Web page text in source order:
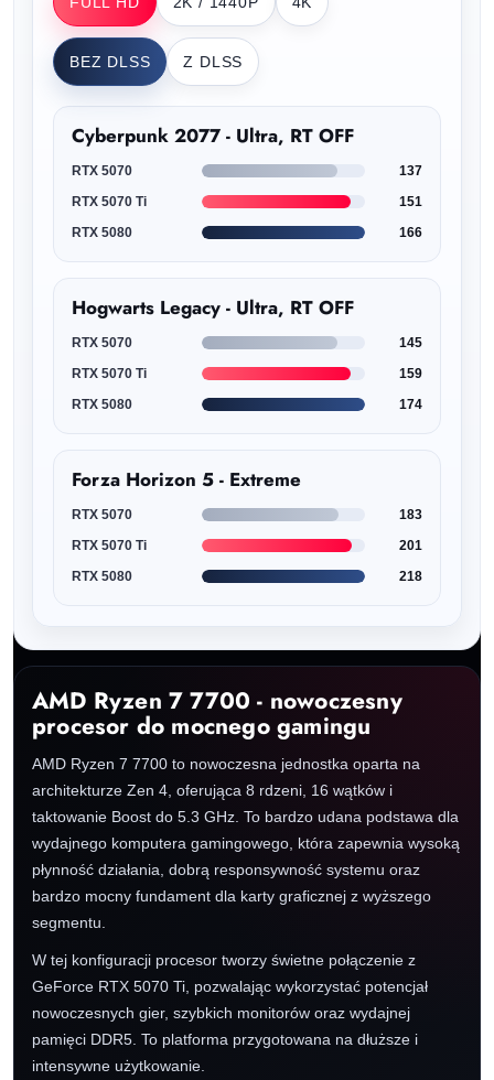
BEZ DLSS Z DLSS
Cyberpunk 2077 - Ultra, RT OFF
RTX 5070
137
RTX 5070 Ti
151
RTX 5080
166
Hogwarts Legacy - Ultra, RT OFF
RTX 5070
145
RTX 5070 Ti
159
RTX 5080
174
Forza Horizon 5 - Extreme
RTX 5070
183
RTX 5070 Ti
201
RTX 5080
218
AMD Ryzen 7 7700 - nowoczesny
procesor do mocnego gamingu
AMD Ryzen 7 7700 to nowoczesna jednostka oparta na
architekturze Zen 4, oferująca 8 rdzeni, 16 wątków i
taktowanie Boost do 5.3 GHz. To bardzo udana podstawa dla
wydajnego komputera gamingowego, która zapewnia wysoką
płynność działania, dobrą responsywność systemu oraz
bardzo mocny fundament dla karty graficznej z wyższego
segmentu.
W tej konfiguracji procesor tworzy świetne połączenie z
GeForce RTX 5070 Ti, pozwalając wykorzystać potencjał
nowoczesnych gier, szybkich monitorów oraz wydajnej
pamięci DDR5. To platforma przygotowana na dłuższe i
intensywne użytkowanie.